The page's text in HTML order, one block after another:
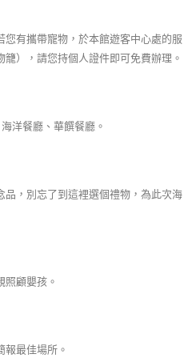
有攜帶寵物，於本館遊客中心處的服
），請您持個人證件即可免費辦理。
洋餐廳、華饌餐廳。
，別忘了到這裡選個禮物，為此次海
顧嬰孩。
最佳場所。